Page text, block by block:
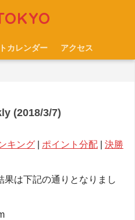
カレンダー アクセス
(2018/3/7)
キング ポイント分配
決勝
果は下記の通りとなりまし